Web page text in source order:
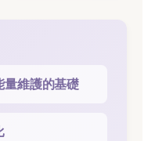
量維護的基礎